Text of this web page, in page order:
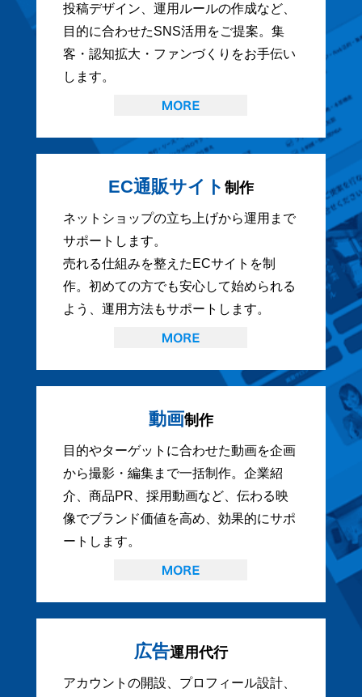
投稿デザイン、運用ルールの作成など、
目的に合わせたSNS活用をご提案。集
客・認知拡大・ファンづくりをお手伝い
します。
EC通販サイト 制作
ネットショップの立ち上げから運用まで
サポートします。
売れる仕組みを整えたECサイトを制
作。初めての方でも安心して始められる
よう、運用方法もサポートします。
動画制作
目的やターゲットに合わせた動画を企画
から撮影・編集まで一括制作。企業紹
介、商品PR、採用動画など、伝わる映
像でブランド価値を高め、効果的にサポ
ートします。
広告運用代行
アカウントの開設、プロフィール設計、